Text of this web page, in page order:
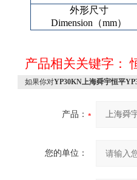
外形尺寸
Dimension（mm）
产品相关关键字：
如果你对YP30KN上海舜宇恒平
产品：
您的单位：